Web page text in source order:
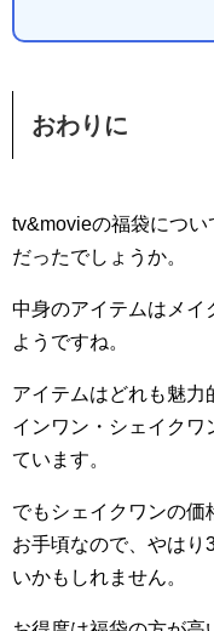
おわりに
tv&movieの福袋につ
だったでしょうか。
中身のアイテムはメイ
ようですね。
アイテムはどれも魅力
インワン・シェイクワ
ています。
でもシェイクワンの価
お手頃なので、やはり
いかもしれません。